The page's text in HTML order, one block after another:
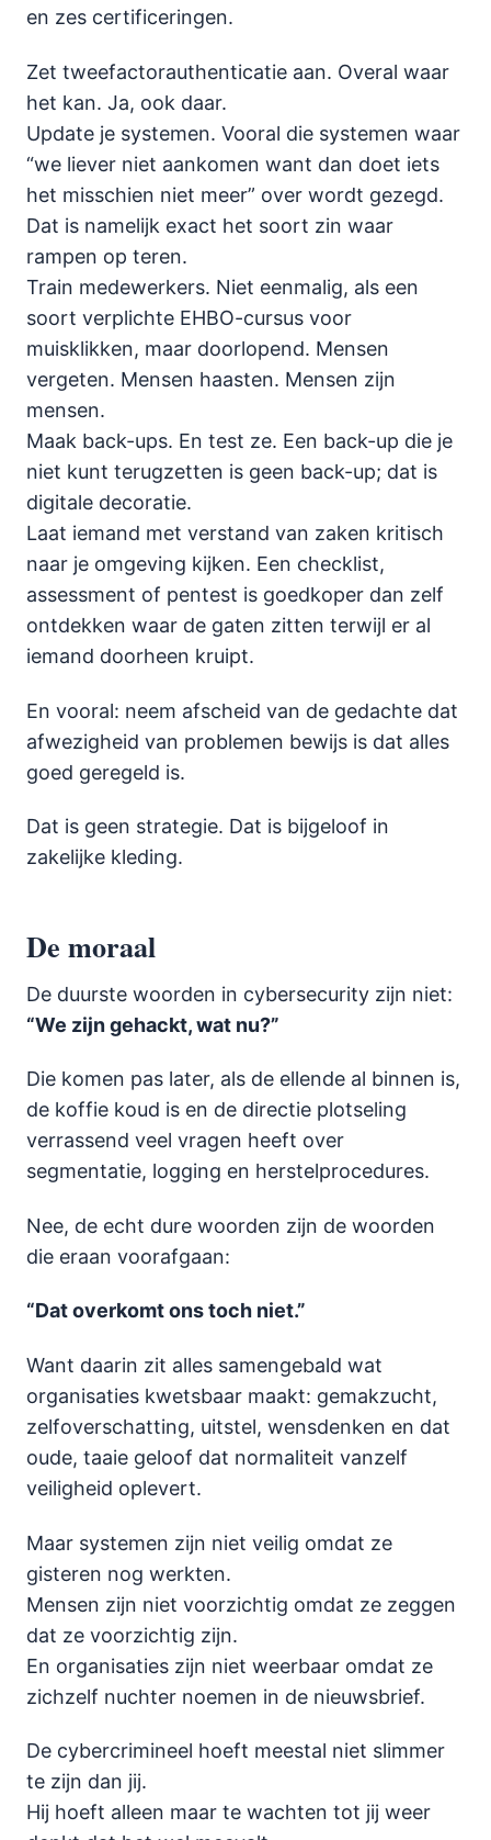
en zes certificeringen.
Zet tweefactorauthenticatie aan. Overal waar
het kan. Ja, ook daar.
Update je systemen. Vooral die systemen waar
“we liever niet aankomen want dan doet iets
het misschien niet meer” over wordt gezegd.
Dat is namelijk exact het soort zin waar
rampen op teren.
Train medewerkers. Niet eenmalig, als een
soort verplichte EHBO-cursus voor
muisklikken, maar doorlopend. Mensen
vergeten. Mensen haasten. Mensen zijn
mensen.
Maak back-ups. En test ze. Een back-up die je
niet kunt terugzetten is geen back-up; dat is
digitale decoratie.
Laat iemand met verstand van zaken kritisch
naar je omgeving kijken. Een checklist,
assessment of pentest is goedkoper dan zelf
ontdekken waar de gaten zitten terwijl er al
iemand doorheen kruipt.
En vooral: neem afscheid van de gedachte dat
afwezigheid van problemen bewijs is dat alles
goed geregeld is.
Dat is geen strategie. Dat is bijgeloof in
zakelijke kleding.
De moraal
De duurste woorden in cybersecurity zijn niet:
“We zijn gehackt, wat nu?”
Die komen pas later, als de ellende al binnen is,
de koffie koud is en de directie plotseling
verrassend veel vragen heeft over
segmentatie, logging en herstelprocedures.
Nee, de echt dure woorden zijn de woorden
die eraan voorafgaan:
“Dat overkomt ons toch niet.”
Want daarin zit alles samengebald wat
organisaties kwetsbaar maakt: gemakzucht,
zelfoverschatting, uitstel, wensdenken en dat
oude, taaie geloof dat normaliteit vanzelf
veiligheid oplevert.
Maar systemen zijn niet veilig omdat ze
gisteren nog werkten.
Mensen zijn niet voorzichtig omdat ze zeggen
dat ze voorzichtig zijn.
En organisaties zijn niet weerbaar omdat ze
zichzelf nuchter noemen in de nieuwsbrief.
De cybercrimineel hoeft meestal niet slimmer
te zijn dan jij.
Hij hoeft alleen maar te wachten tot jij weer